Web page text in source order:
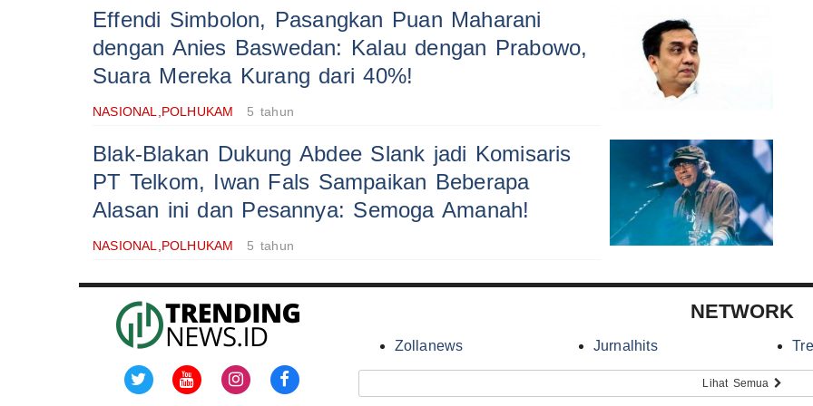
Effendi Simbolon, Pasangkan Puan Maharani
dengan Anies Baswedan: Kalau dengan Prabowo,
Suara Mereka Kurang dari 40%!
NASIONAL,POLHUKAM 5 tahun
Blak-Blakan Dukung Abdee Slank jadi Komisaris
PT Telkom, Iwan Fals Sampaikan Beberapa
Alasan ini dan Pesannya: Semoga Amanah!
NASIONAL,POLHUKAM 5 tahun
NETWORK
Zollanews Jurnalhits
Lihat Semua